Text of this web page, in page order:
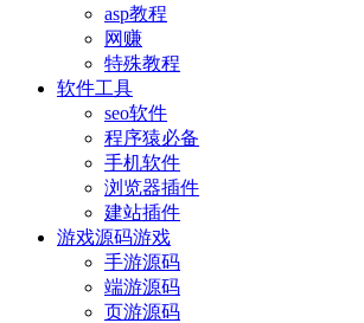
asp教程
网赚
特殊教程
软件工具
seo软件
程序猿必备
手机软件
浏览器插件
建站插件
游戏源码游戏
手游源码
端游源码
页游源码